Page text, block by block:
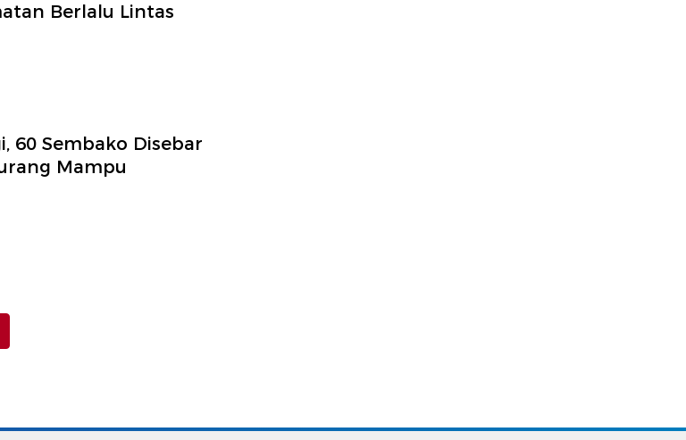
Berlalu Lintas
60 Sembako Disebar
Mampu